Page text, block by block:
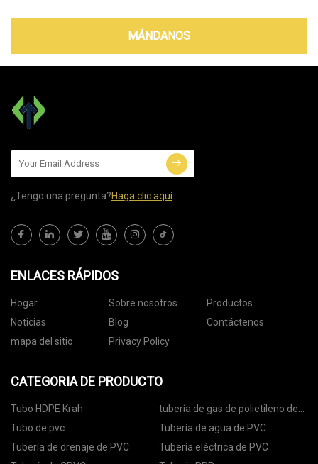
MÁNDANOS
¿Tengo una pregunta?Haga clic aquí
ENLACES RÁPIDOS
Hogar Sobre nosotros
Productos
Noticias
Blog
Contáctenos
mapa del sitio
Privacy Policy
CATEGORIA DE PRODUCTO
Tubo HDPE Krah
tubería de gas de polietileno de
alta densidad
Tubo de pvc
Tubería de agua de PVC
Tubería de drenaje de PVC
Tubería eléctrica de PVC